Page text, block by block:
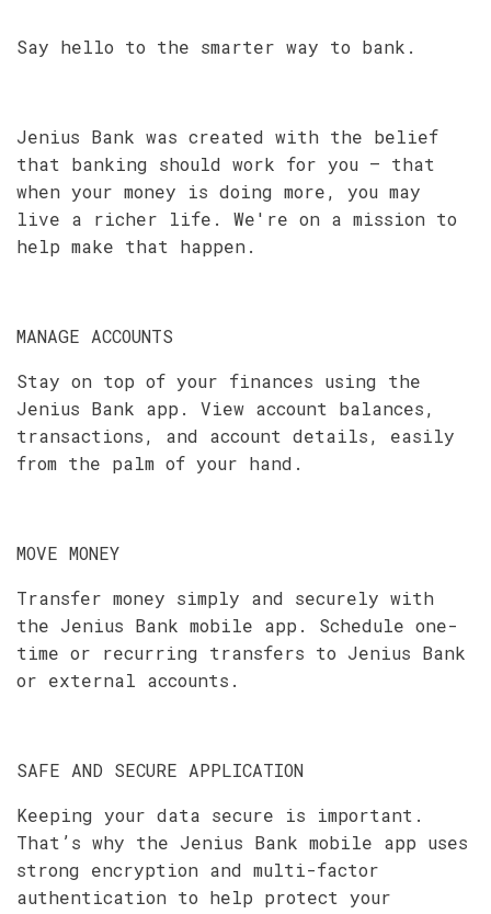
Say hello to the smarter way to bank.
Jenius Bank was created with the belief
that banking should work for you — that
when your money is doing more, you may
live a richer life. We're on a mission to
help make that happen.
MANAGE ACCOUNTS
Stay on top of your finances using the
Jenius Bank app. View account balances,
transactions, and account details, easily
from the palm of your hand.
MOVE MONEY
Transfer money simply and securely with
the Jenius Bank mobile app. Schedule one-
time or recurring transfers to Jenius Bank
or external accounts.
SAFE AND SECURE APPLICATION
Keeping your data secure is important.
That’s why the Jenius Bank mobile app uses
strong encryption and multi-factor
authentication to help protect your